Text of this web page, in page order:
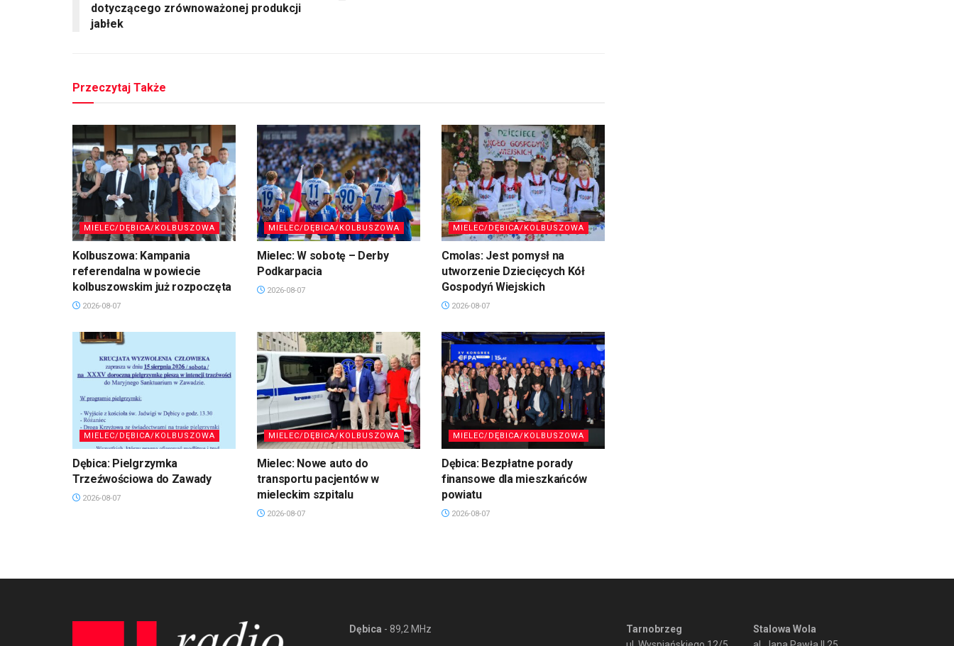
dotyczącego zrównoważonej produkcji
jabłek
Przeczytaj Także
MIELEC/DĘBICA/KOLBUSZOWA
Kolbuszowa: Kampania
referendalna w powiecie
kolbuszowskim już rozpoczęta
2026-08-07
MIELEC/DĘBICA/KOLBUSZOWA
Mielec: W sobotę – Derby
Podkarpacia
2026-08-07
MIELEC/DĘBICA/KOLBUSZOWA
Cmolas: Jest pomysł na
utworzenie Dziecięcych Kół
Gospodyń Wiejskich
2026-08-07
MIELEC/DĘBICA/KOLBUSZOWA
Dębica: Pielgrzymka
Trzeźwościowa do Zawady
2026-08-07
MIELEC/DĘBICA/KOLBUSZOWA
Mielec: Nowe auto do
transportu pacjentów w
mieleckim szpitalu
2026-08-07
MIELEC/DĘBICA/KOLBUSZOWA
Dębica: Bezpłatne porady
finansowe dla mieszkańców
powiatu
2026-08-07
Dębica - 89,2 MHz
Tarnobrzeg
Stalowa Wola